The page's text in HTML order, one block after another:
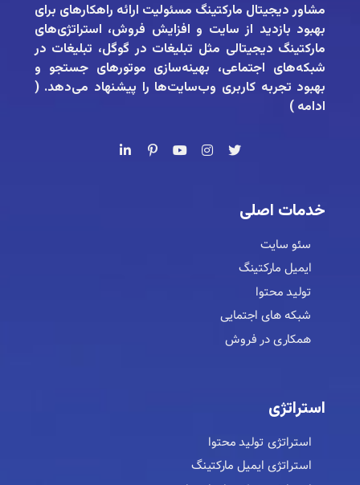
مشاور دیجیتال مارکتینگ مسئولیت ارائه راهکارهای برای
بهبود بازدید از سایت و افزایش فروش، استراتژی‌های
مارکتینگ دیجیتالی مثل تبلیغات در گوگل، تبلیغات در
شبکه‌های اجتماعی، بهینه‌سازی موتورهای جستجو و
بهبود تجربه کاربری وب‌سایت‌ها را پیشنهاد می‌دهد. (
ادامه )
خدمات اصلی
سئو سایت
ایمیل مارکتینگ
تولید محتوا
شبکه های اجتمایی
همکاری در فروش
استراتژی
استراتژی تولید محتوا
استراتژی ایمیل مارکتینگ